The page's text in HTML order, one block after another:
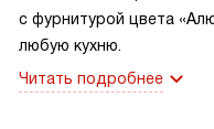
с фурнитурой цвета
любую кухню.
Читать подробнее